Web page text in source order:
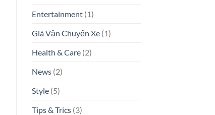
Entertainment(1)
Giá Vận Chuyển Xe(1)
Health & Care(2)
News(2)
Style(5)
Tips & Trics(3)